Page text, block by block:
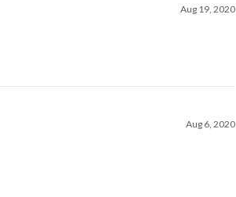
Aug 19, 2020
Aug 6, 2020